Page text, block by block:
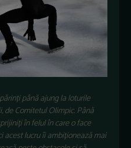
până ajung la loturile
de Comitetul Olimpic. Până
în felul în care o face
acest lucru îi ambiționează mai